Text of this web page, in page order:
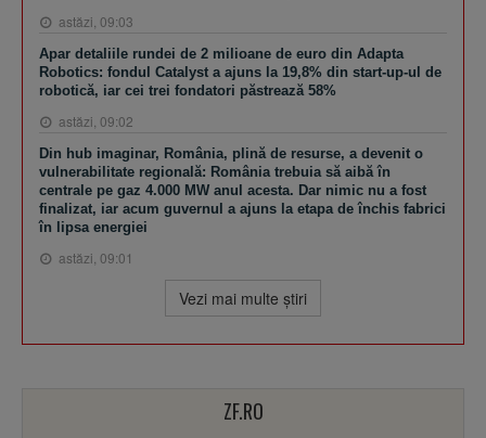
astăzi, 09:03
Apar detaliile rundei de 2 milioane de euro din Adapta
Robotics: fondul Catalyst a ajuns la 19,8% din start-up-ul de
robotică, iar cei trei fondatori păstrează 58%
astăzi, 09:02
Din hub imaginar, România, plină de resurse, a devenit o
vulnerabilitate regională: România trebuia să aibă în
centrale pe gaz 4.000 MW anul acesta. Dar nimic nu a fost
finalizat, iar acum guvernul a ajuns la etapa de închis fabrici
în lipsa energiei
astăzi, 09:01
Vezi mai multe ştiri
ZF.RO